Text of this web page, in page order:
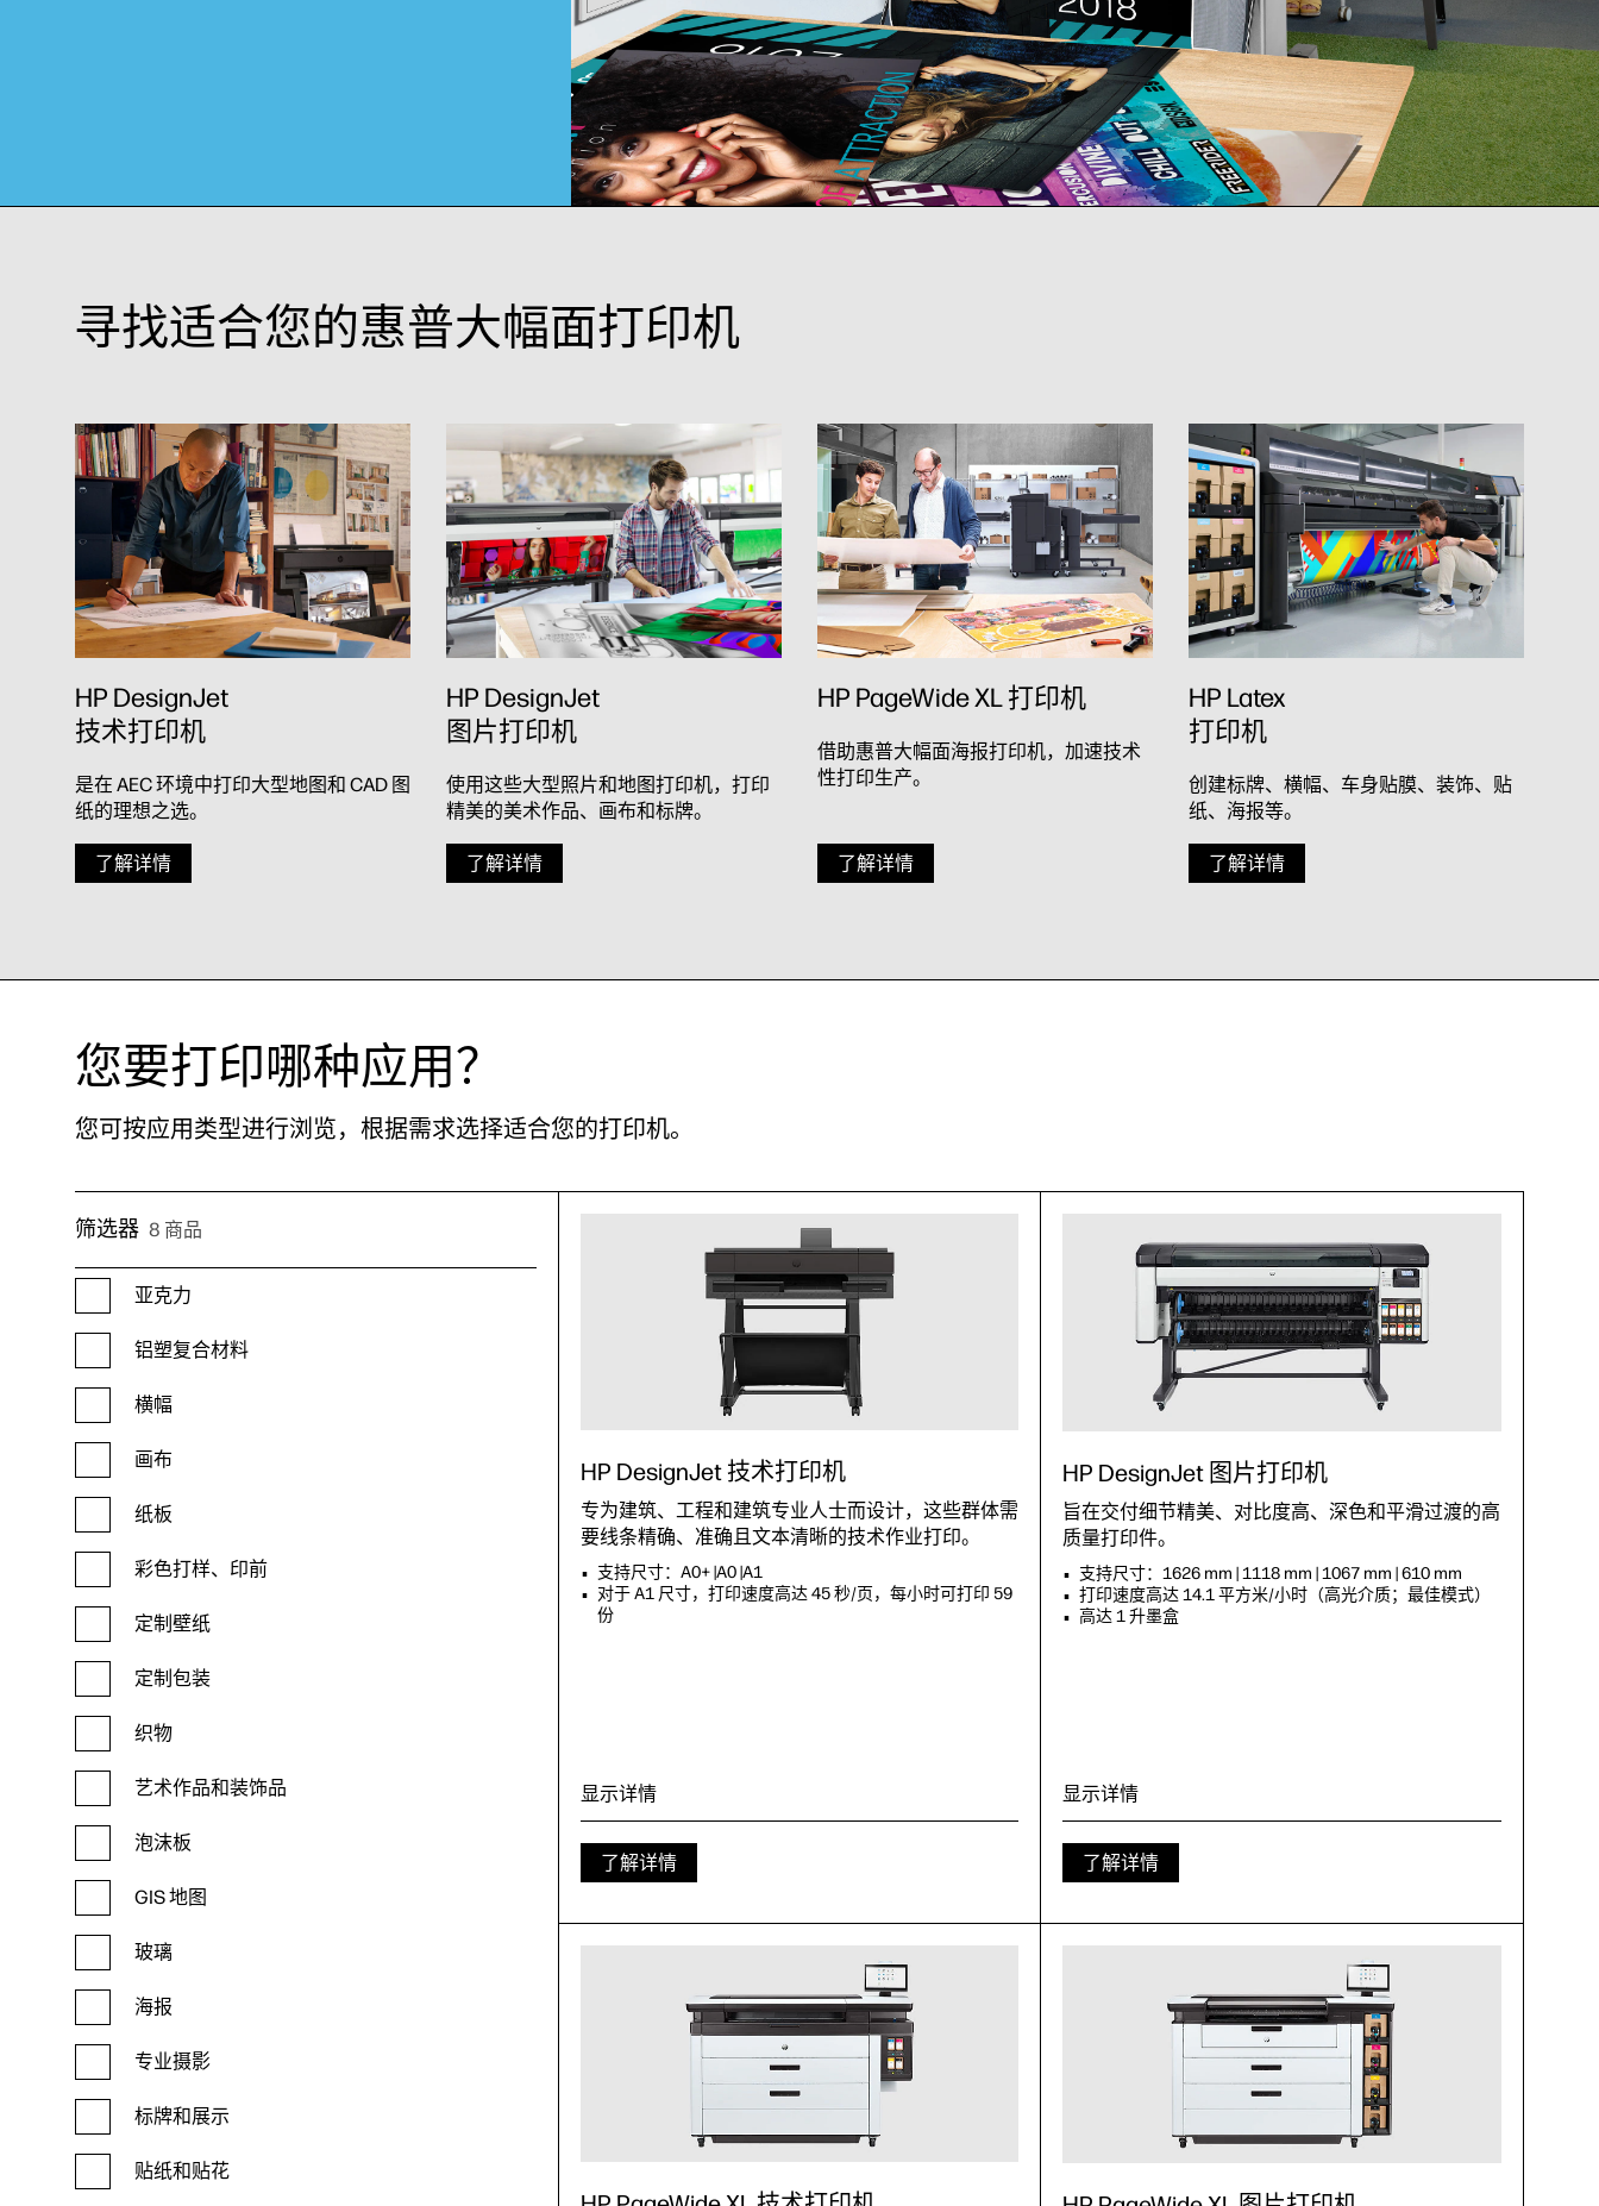
寻找适合您的惠普大幅面打印机
HP DesignJet
技术打印机
是在 AEC 环境中打印大型地图和 CAD 图
纸的理想之选。
了解详情
HP DesignJet
图片打印机
使用这些大型照片和地图打印机，打印
精美的美术作品、画布和标牌。
了解详情
HP PageWide XL 打印机
借助惠普大幅面海报打印机，加速技术
性打印生产。
了解详情
HP Latex
打印机
创建标牌、横幅、车身贴膜、装饰、贴
纸、海报等。
了解详情
您要打印哪种应用？
您可按应用类型进行浏览，根据需求选择适合您的打印机。
筛选器 8 商品
亚克力
铝塑复合材料
横幅
画布
纸板
彩色打样、印前
定制壁纸
定制包装
织物
艺术作品和装饰品
泡沫板
GIS 地图
玻璃
海报
专业摄影
标牌和展示
贴纸和贴花
HP DesignJet 技术打印机
专为建筑、工程和建筑专业人士而设计，这些群体需
要线条精确、准确且文本清晰的技术作业打印。
支持尺寸：A0+ |A0 |A1
对于 A1 尺寸，打印速度高达 45 秒/页，每小时可打印 59
份
显示详情
了解详情
HP DesignJet 图片打印机
旨在交付细节精美、对比度高、深色和平滑过渡的高
质量打印件。
支持尺寸：1626 mm | 1118 mm | 1067 mm | 610 mm
打印速度高达 14.1 平方米/小时（高光介质；最佳模式）
高达 1 升墨盒
显示详情
了解详情